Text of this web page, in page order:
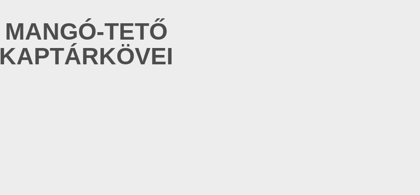
MANGÓ-TETŐ
KAPTÁRKÖVEI